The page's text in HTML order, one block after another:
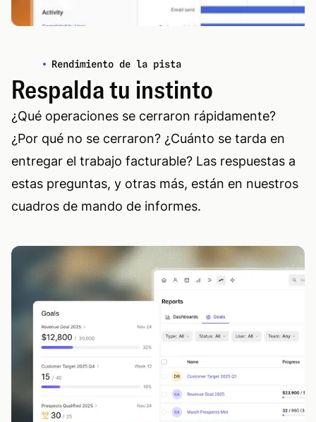
Rendimiento de la pista
Respalda tu instinto
¿Qué operaciones se cerraron rápidamente?
¿Por qué no se cerraron? ¿Cuánto se tarda en
entregar el trabajo facturable? Las respuestas a
estas preguntas, y otras más, están en nuestros
cuadros de mando de informes.